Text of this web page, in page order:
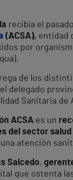
recibía el
(ACSA), entidad
por
de los
delegado
Sanitaria de
ACSA es un
del sector salud
atención
Salcedo,
que ostenta